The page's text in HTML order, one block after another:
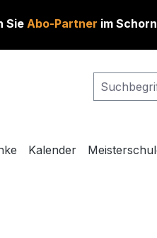
Sie Abo-Partner im
Kalender